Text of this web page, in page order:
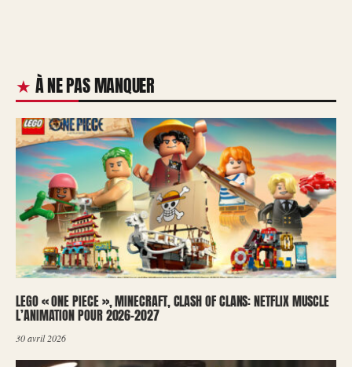
À NE PAS MANQUER
LEGO « ONE PIECE », MINECRAFT, CLASH OF CLANS: NETFLIX MUSCLE
L’ANIMATION POUR 2026-2027
30 avril 2026